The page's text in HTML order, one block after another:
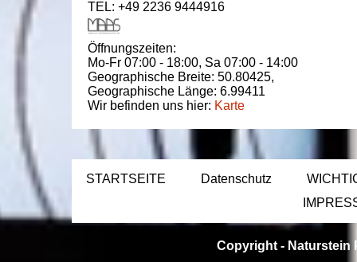
TEL: +49 2236 9444916
Öffnungszeiten:
Mo-Fr 07:00 - 18:00, Sa 07:00 - 14:00
Geographische Breite: 50.80425,
Geographische Länge: 6.99411
Wir befinden uns hier: Karte
STARTSEITE Datenschutz
Copyright - Naturstein